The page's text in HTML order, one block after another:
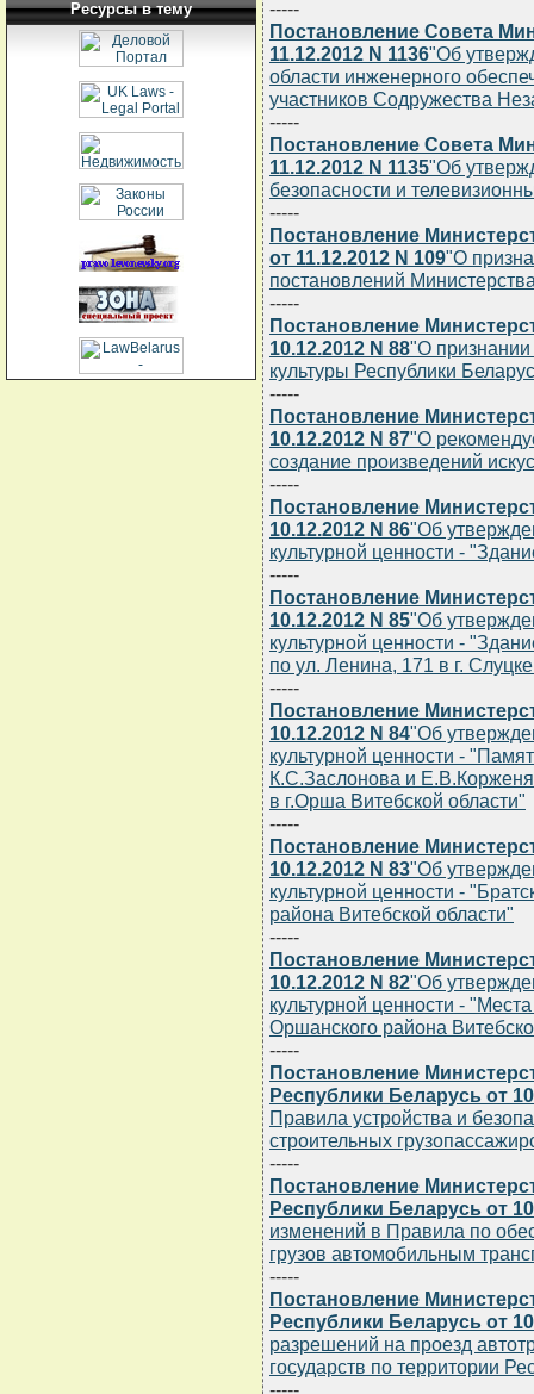
Ресурсы в тему
-----
Постановление Совета
11.12.2012 N 1136"Об
области инженерного
участников Содружества
-----
Постановление Совета
11.12.2012 N 1135"Об
безопасности и
-----
Постановление
от 11.12.2012 N 109"О
постановлений
-----
Постановление
10.12.2012 N 88"О признании
культуры Республики
-----
Постановление
10.12.2012 N 87"О
создание произведений
-----
Постановление
10.12.2012 N 86"Об
культурной ценности -
-----
Постановление
10.12.2012 N 85"Об
культурной ценности -
по ул. Ленина, 171 в г.
-----
Постановление
10.12.2012 N 84"Об
культурной ценности -
К.С.Заслонова и
в г.Орша Витебской области"
-----
Постановление
10.12.2012 N 83"Об
культурной ценности -
района Витебской области"
-----
Постановление
10.12.2012 N 82"Об
культурной ценности -
Оршанского района
-----
Постановление
Республики Беларусь от
Правила устройства и
строительных
-----
Постановление
Республики Беларусь от
изменений в Правила по
грузов автомобильным
-----
Постановление
Республики Беларусь от
разрешений на проезд
государств по территории
-----